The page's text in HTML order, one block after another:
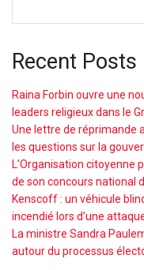
Recent Posts
Raina Forbin ouvre une
leaders religieux dans le
Une lettre de réprimande
les questions sur la
L’Organisation citoyenne
de son concours national
Kenscoff : un véhicule
incendié lors d’une
La ministre Sandra
autour du processus